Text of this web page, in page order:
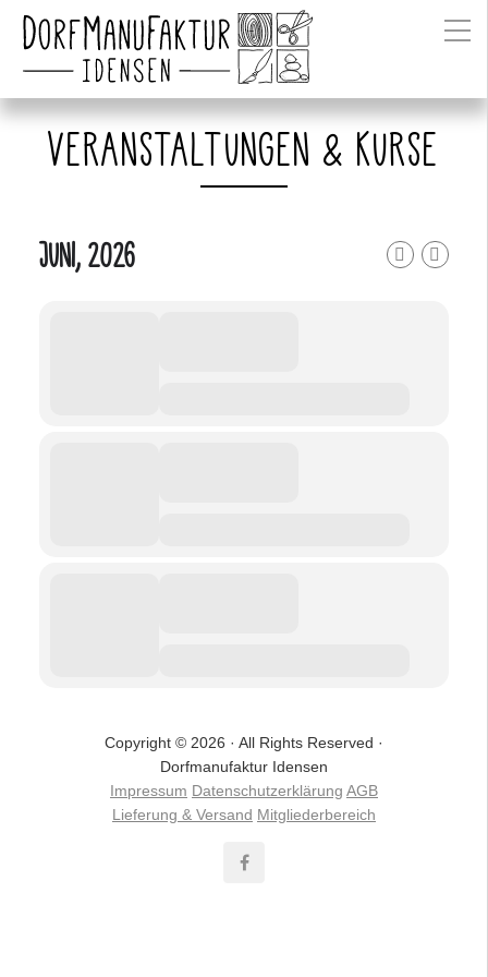
VERANSTALTUNGEN & KURSE
JUNI, 2026
Copyright © 2026 · All Rights Reserved ·
Dorfmanufaktur Idensen
Impressum Datenschutzerklärung AGB
Lieferung & Versand Mitgliederbereich